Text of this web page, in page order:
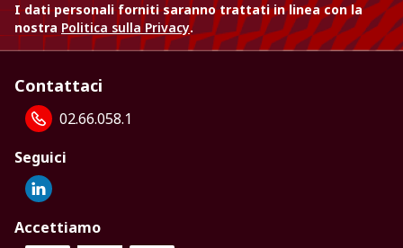
I dati personali forniti saranno trattati in linea con la
nostra Politica sulla Privacy.
Contattaci
02.66.058.1
Seguici
Accettiamo